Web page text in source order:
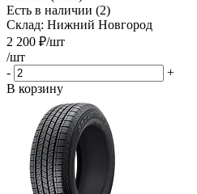
Есть в наличии (2)
Склад: Нижний Новгород
2 200 ₽/шт
/шт
-
+
В корзину